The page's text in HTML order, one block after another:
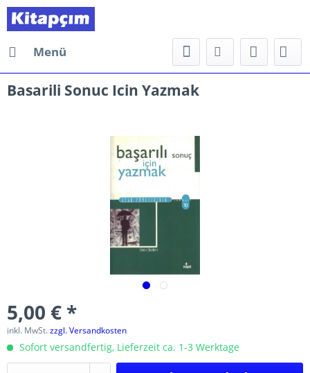
Menü
Basarili Sonuc Icin Yazmak
5,00 € *
inkl. MwSt.zzgl. Versandkosten
Sofort versandfertig, Lieferzeit ca. 1-3 Werktage